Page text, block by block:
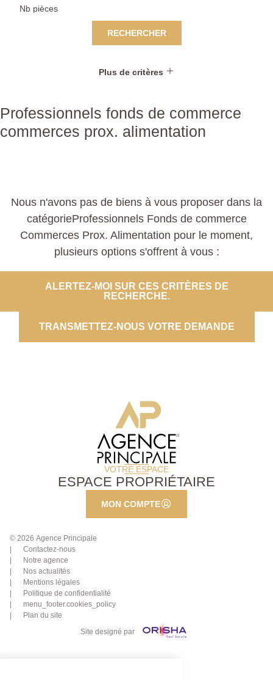
RECHERCHER
Plus de critères
Professionnels fonds de commerce
commerces prox. alimentation
Nous n'avons pas de biens à vous proposer dans la
catégorieProfessionnels Fonds de commerce
Commerces Prox. Alimentation pour le moment,
plusieurs options s'offrent à vous :
ALERTEZ-MOI SUR CES CRITÈRES DE
RECHERCHE.
TRANSMETTEZ-NOUS VOTRE DEMANDE
VOTRE ESPACE
ESPACE PROPRIÉTAIRE
MON COMPTE
© 2026 Agence Principale
Contactez-nous
Notre agence
Nos actualités
Mentions légales
Politique de confidentialité
menu_footer.cookies_policy
Plan du site
Site designé par